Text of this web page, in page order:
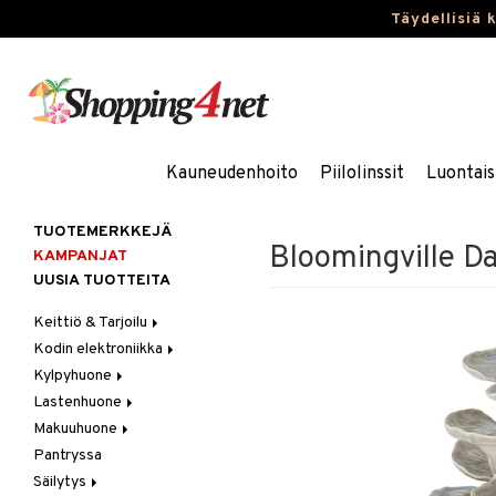
Täydellisiä
Kauneudenhoito Piilolinssit
Bloomingville
TUOTEMERKKEJÄ
KAMPANJAT
UUSIA TUOTTEITA
Keittiö & Tarjoilu
Aterimet
Kannut & Karahvit
Keittiösäilytys
Keittiötekstiilit
Keittiövälineet
Kodinkoneet
Kodin elektroniikka
Ääni
Kylpyhuone
Kylpyhuoneen sisustus
Kylpyhuoneen tarvikkeita
Kylpyhuoneen tekstiilit
Lastenhuone
Kylpyhuoneen koristelu
Lasten huonekalut
Lasten lamput
Makuuhuone
Huovat & Saalit
Koristetyynyt
Pantryssa
Säilytys